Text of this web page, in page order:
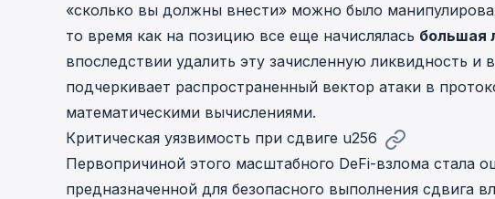
«сколько вы должны внести» можно было
то время как на позицию все еще начислялась большая
впоследствии удалить эту зачисленную ликвидность и
подчеркивает распространенный вектор атаки в
математическими вычислениями.
Критическая уязвимость при сдвиге u256
Первопричиной этого масштабного DeFi-взлома стала
предназначенной для безопасного выполнения сдвига